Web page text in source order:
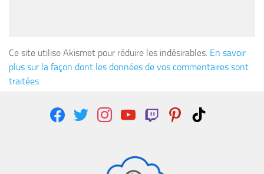
Ce site utilise Akismet pour réduire les indésirables. En savoir
plus sur la façon dont les données de vos commentaires sont
traitées.
facebooktwitter instagramyoutubetwitch pinteresttiktok